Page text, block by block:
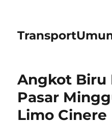
Angkot Biru
Pasar
Limo Cinere